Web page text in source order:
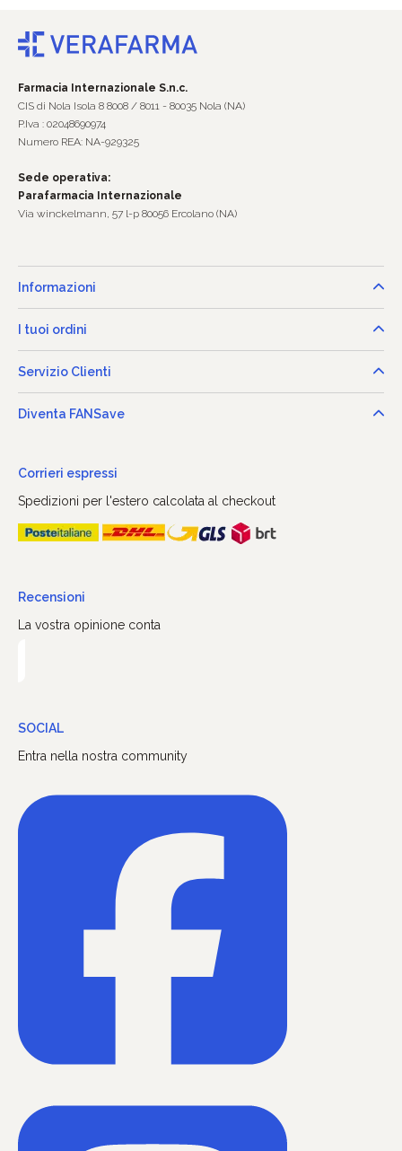
Farmacia Internazionale S.n.c.
CIS di Nola Isola 8 8008 / 8011 - 80035 Nola (NA)
P.Iva : 02048690974
Numero REA: NA-929325
Sede operativa:
Parafarmacia Internazionale
Via winckelmann, 57 l-p 80056 Ercolano (NA)
Informazioni
I tuoi ordini
Servizio Clienti
Diventa FANSave
Corrieri espressi
Spedizioni per l'estero calcolata al checkout
Recensioni
La vostra opinione conta
SOCIAL
Entra nella nostra community